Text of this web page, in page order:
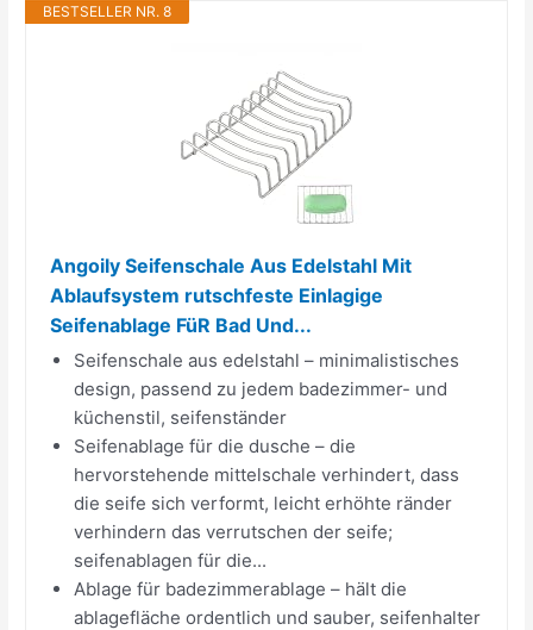
BESTSELLER NR. 8
Angoily Seifenschale Aus Edelstahl Mit
Ablaufsystem rutschfeste Einlagige
Seifenablage FüR Bad Und...
Seifenschale aus edelstahl – minimalistisches
design, passend zu jedem badezimmer- und
küchenstil, seifenständer
Seifenablage für die dusche – die
hervorstehende mittelschale verhindert, dass
die seife sich verformt, leicht erhöhte ränder
verhindern das verrutschen der seife;
seifenablagen für die...
Ablage für badezimmerablage – hält die
ablagefläche ordentlich und sauber, seifenhalter